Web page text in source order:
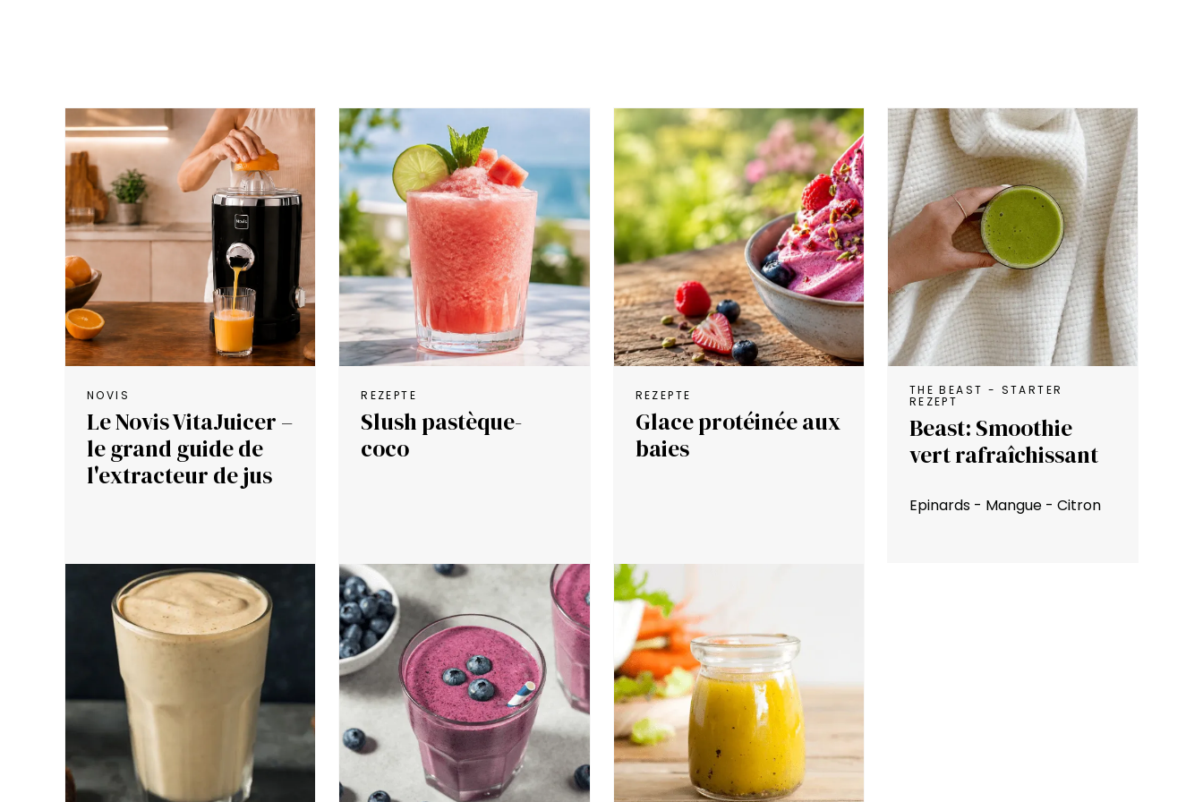
NOVIS
Le Novis VitaJuicer –
le grand guide de
l'extracteur de jus
REZEPTE
Slush pastèque-
coco
REZEPTE
Glace protéinée aux
baies
THE BEAST - STARTER
REZEPT
Beast: Smoothie
vert rafraîchissant
Epinards - Mangue - Citron